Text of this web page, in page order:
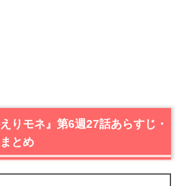
りモネ』第6週27話あらすじ・
とめ